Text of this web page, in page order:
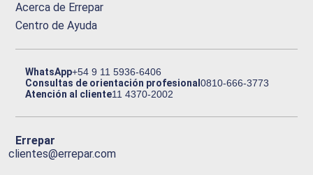
Acerca de Errepar
Centro de Ayuda
WhatsApp+54 9 11 5936-6406
Consultas de orientación profesional0810-666-3773
Atención al cliente11 4370-2002
Errepar
clientes@errepar.com